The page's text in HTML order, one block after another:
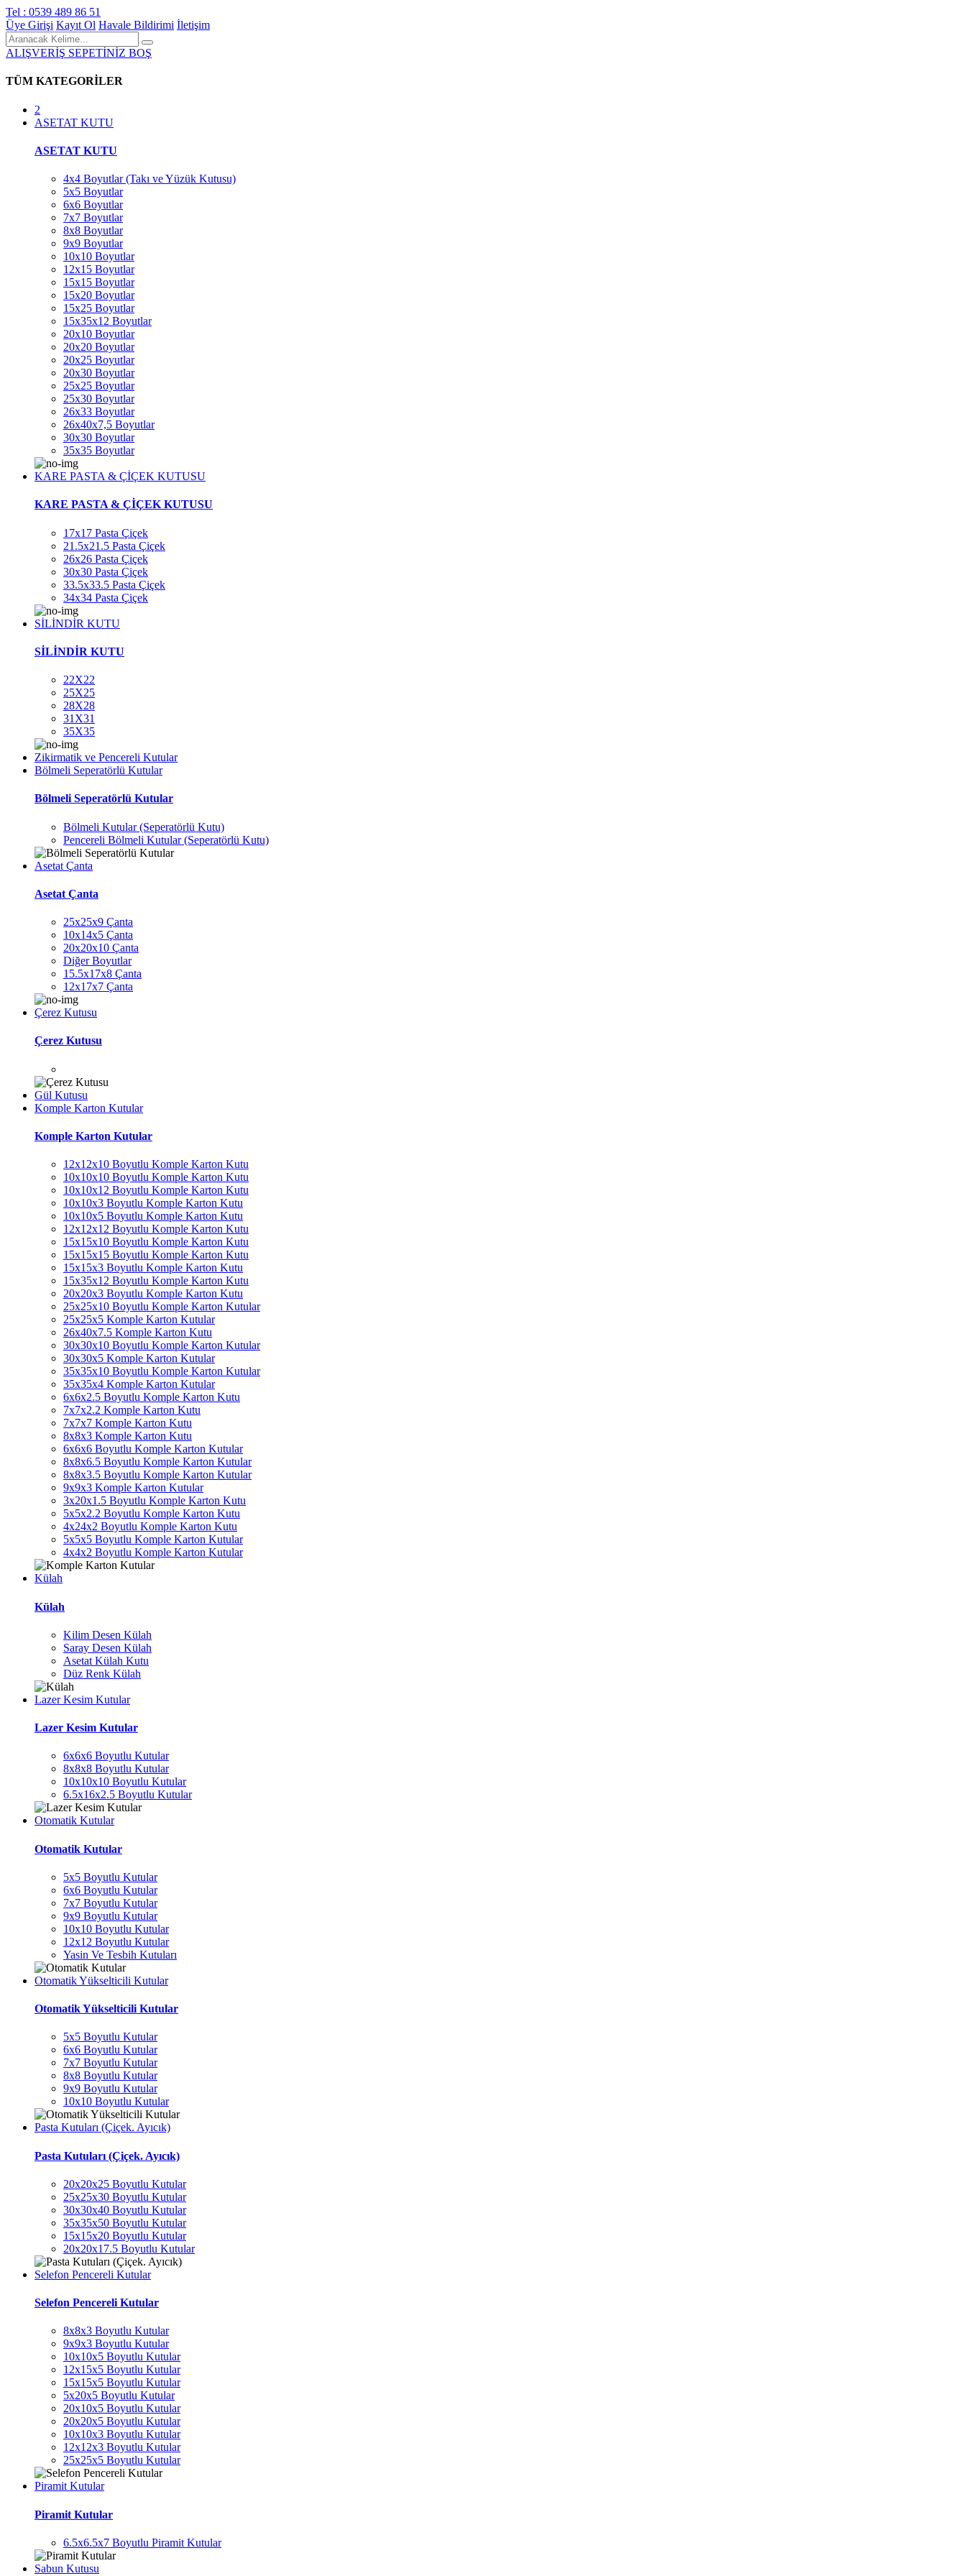
Tel : 0539 489 86 51
Üye Girişi Kayıt Ol Havale Bildirimi İletişim
ALIŞVERİŞ SEPETİNİZ BOŞ
TÜM KATEGORİLER
2
ASETAT KUTU
ASETAT KUTU
4x4 Boyutlar (Takı ve Yüzük Kutusu)
5x5 Boyutlar
6x6 Boyutlar
7x7 Boyutlar
8x8 Boyutlar
9x9 Boyutlar
10x10 Boyutlar
12x15 Boyutlar
15x15 Boyutlar
15x20 Boyutlar
15x25 Boyutlar
15x35x12 Boyutlar
20x10 Boyutlar
20x20 Boyutlar
20x25 Boyutlar
20x30 Boyutlar
25x25 Boyutlar
25x30 Boyutlar
26x33 Boyutlar
26x40x7,5 Boyutlar
30x30 Boyutlar
35x35 Boyutlar
KARE PASTA & ÇİÇEK KUTUSU
KARE PASTA & ÇİÇEK KUTUSU
17x17 Pasta Çiçek
21.5x21.5 Pasta Çiçek
26x26 Pasta Çiçek
30x30 Pasta Çiçek
33.5x33.5 Pasta Çiçek
34x34 Pasta Çiçek
SİLİNDİR KUTU
SİLİNDİR KUTU
22X22
25X25
28X28
31X31
35X35
Zikirmatik ve Pencereli Kutular
Bölmeli Seperatörlü Kutular
Bölmeli Seperatörlü Kutular
Bölmeli Kutular (Seperatörlü Kutu)
Pencereli Bölmeli Kutular (Seperatörlü Kutu)
Asetat Çanta
Asetat Çanta
25x25x9 Çanta
10x14x5 Çanta
20x20x10 Çanta
Diğer Boyutlar
15.5x17x8 Çanta
12x17x7 Çanta
Çerez Kutusu
Çerez Kutusu
Gül Kutusu
Komple Karton Kutular
Komple Karton Kutular
12x12x10 Boyutlu Komple Karton Kutu
10x10x10 Boyutlu Komple Karton Kutu
10x10x12 Boyutlu Komple Karton Kutu
10x10x3 Boyutlu Komple Karton Kutu
10x10x5 Boyutlu Komple Karton Kutu
12x12x12 Boyutlu Komple Karton Kutu
15x15x10 Boyutlu Komple Karton Kutu
15x15x15 Boyutlu Komple Karton Kutu
15x15x3 Boyutlu Komple Karton Kutu
15x35x12 Boyutlu Komple Karton Kutu
20x20x3 Boyutlu Komple Karton Kutu
25x25x10 Boyutlu Komple Karton Kutular
25x25x5 Komple Karton Kutular
26x40x7.5 Komple Karton Kutu
30x30x10 Boyutlu Komple Karton Kutular
30x30x5 Komple Karton Kutular
35x35x10 Boyutlu Komple Karton Kutular
35x35x4 Komple Karton Kutular
6x6x2.5 Boyutlu Komple Karton Kutu
7x7x2.2 Komple Karton Kutu
7x7x7 Komple Karton Kutu
8x8x3 Komple Karton Kutu
6x6x6 Boyutlu Komple Karton Kutular
8x8x6.5 Boyutlu Komple Karton Kutular
8x8x3.5 Boyutlu Komple Karton Kutular
9x9x3 Komple Karton Kutular
3x20x1.5 Boyutlu Komple Karton Kutu
5x5x2.2 Boyutlu Komple Karton Kutu
4x24x2 Boyutlu Komple Karton Kutu
5x5x5 Boyutlu Komple Karton Kutular
4x4x2 Boyutlu Komple Karton Kutular
Külah
Külah
Kilim Desen Külah
Saray Desen Külah
Asetat Külah Kutu
Düz Renk Külah
Lazer Kesim Kutular
Lazer Kesim Kutular
6x6x6 Boyutlu Kutular
8x8x8 Boyutlu Kutular
10x10x10 Boyutlu Kutular
6.5x16x2.5 Boyutlu Kutular
Otomatik Kutular
Otomatik Kutular
5x5 Boyutlu Kutular
6x6 Boyutlu Kutular
7x7 Boyutlu Kutular
9x9 Boyutlu Kutular
10x10 Boyutlu Kutular
12x12 Boyutlu Kutular
Yasin Ve Tesbih Kutuları
Otomatik Yükselticili Kutular
Otomatik Yükselticili Kutular
5x5 Boyutlu Kutular
6x6 Boyutlu Kutular
7x7 Boyutlu Kutular
8x8 Boyutlu Kutular
9x9 Boyutlu Kutular
10x10 Boyutlu Kutular
Pasta Kutuları (Çiçek. Ayıcık)
Pasta Kutuları (Çiçek. Ayıcık)
20x20x25 Boyutlu Kutular
25x25x30 Boyutlu Kutular
30x30x40 Boyutlu Kutular
35x35x50 Boyutlu Kutular
15x15x20 Boyutlu Kutular
20x20x17.5 Boyutlu Kutular
Selefon Pencereli Kutular
Selefon Pencereli Kutular
8x8x3 Boyutlu Kutular
9x9x3 Boyutlu Kutular
10x10x5 Boyutlu Kutular
12x15x5 Boyutlu Kutular
15x15x5 Boyutlu Kutular
5x20x5 Boyutlu Kutular
20x10x5 Boyutlu Kutular
20x20x5 Boyutlu Kutular
10x10x3 Boyutlu Kutular
12x12x3 Boyutlu Kutular
25x25x5 Boyutlu Kutular
Piramit Kutular
Piramit Kutular
6.5x6.5x7 Boyutlu Piramit Kutular
Sabun Kutusu